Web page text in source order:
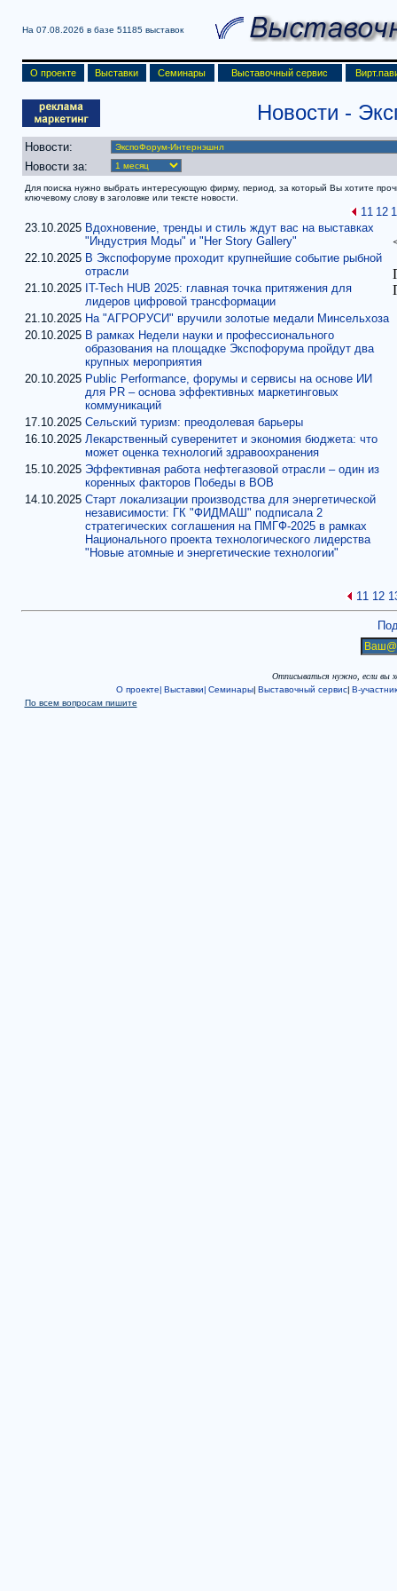
На 07.08.2026 в базе 51185 выставок
О проекте Выставки Семинары Выставочный сервис
Новости -
Новости:
Новости за:
Для поиска нужно выбрать интересующую фирму, период, за который Вы хотите
ключевому слову в заголовке или тексте новости.
11 12
23.10.2025 Вдохновение, тренды и стиль ждут вас на выставках
"Индустрия Моды" и "Her Story Gallery"
22.10.2025 В Экспофоруме проходит крупнейшие событие рыбной
отрасли
21.10.2025 IT-Tech HUB 2025: главная точка притяжения для
лидеров цифровой трансформации
21.10.2025 На "АГРОРУСИ" вручили золотые медали Минсельхоза
20.10.2025 В рамках Недели науки и профессионального
образования на площадке Экспофорума пройдут два
крупных мероприятия
20.10.2025 Public Performance, форумы и сервисы на основе ИИ
для PR – основа эффективных маркетинговых
коммуникаций
17.10.2025 Сельский туризм: преодолевая барьеры
16.10.2025 Лекарственный суверенитет и экономия бюджета: что
может оценка технологий здравоохранения
15.10.2025 Эффективная работа нефтегазовой отрасли – один из
коренных факторов Победы в ВОВ
14.10.2025 Старт локализации производства для энергетической
независимости: ГК "ФИДМАШ" подписала 2
стратегических соглашения на ПМГФ-2025 в рамках
Национального проекта технологического лидерства
"Новые атомные и энергетические технологии"
11 12
Отписываться нужно, если вы
О проекте| Выставки| Семинары| Выставочный сервис| В-
По всем вопросам пишите